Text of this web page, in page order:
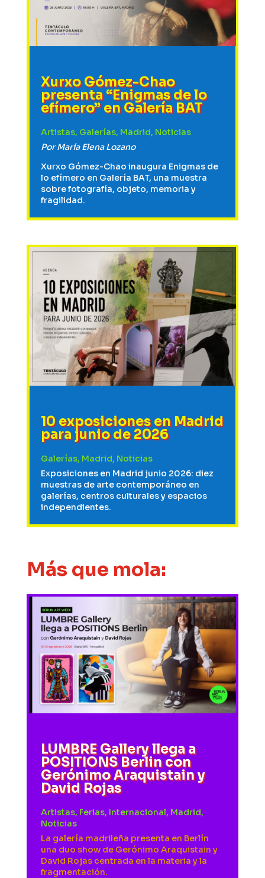
Xurxo Gómez-Chao
presenta “Enigmas de lo
efímero” en Galería BAT
Artistas, Galerías, Madrid, Noticias
PorMaría Elena Lozano
Xurxo Gómez-Chao inaugura Enigmas de
lo efímero en Galería BAT, una muestra
sobre fotografía, objeto, memoria y
fragilidad.
10 exposiciones en Madrid
para junio de 2026
Galerías, Madrid, Noticias
Exposiciones en Madrid junio 2026: diez
muestras de arte contemporáneo en
galerías, centros culturales y espacios
independientes.
Más que mola:
LUMBRE Gallery llega a
POSITIONS Berlin con
Gerónimo Araquistain y
David Rojas
Artistas, Ferias, Internacional, Madrid,
Noticias
La galería madrileña presenta en Berlín
una duo show de Gerónimo Araquistain y
David Rojas centrada en la materia y la
fragmentación.